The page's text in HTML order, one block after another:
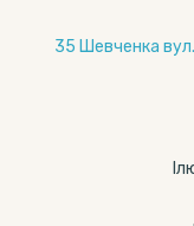
35 Шевченка